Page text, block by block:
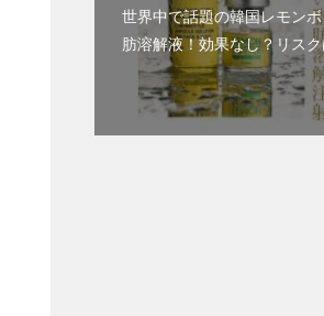
世界中で話題の韓国レモン
肪溶解液！効果なし？リスク